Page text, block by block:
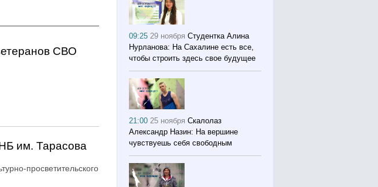
СВО
им. Тарасова
просветительского
09:2529 ноября Студентка Алина
Нурланова: На Сахалине есть все,
чтобы строить здесь свое будущее
21:0025 ноября Скалолаз
Александр Назин: На вершине
чувствуешь себя свободным